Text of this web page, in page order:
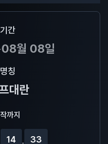
간
08월 08일
칭
대란
까지
14 33